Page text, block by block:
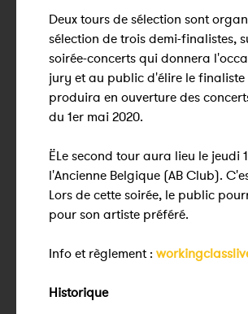
Deux tours de sélection sont
sélection de trois demi-finalistes,
soirée-concerts qui donnera
jury et au public d'élire le finaliste
produira en ouverture des
du 1er mai 2020.
ËLe second tour aura lieu le jeudi
l'Ancienne Belgique (AB Club).
Lors de cette soirée, le public
pour son artiste préféré.
Info et règlement :
Historique